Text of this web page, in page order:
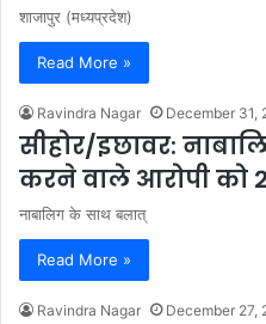
शाजापुर (मध्यप्रदेश)
Read More »
Ravindra Nagar December 31,
सीहोर/इछावर:
करने वाले आरोपी को
नाबालिग के साथ बलात्
Read More »
Ravindra Nagar December 27,